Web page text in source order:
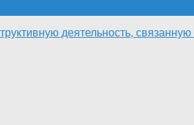
деятельность,